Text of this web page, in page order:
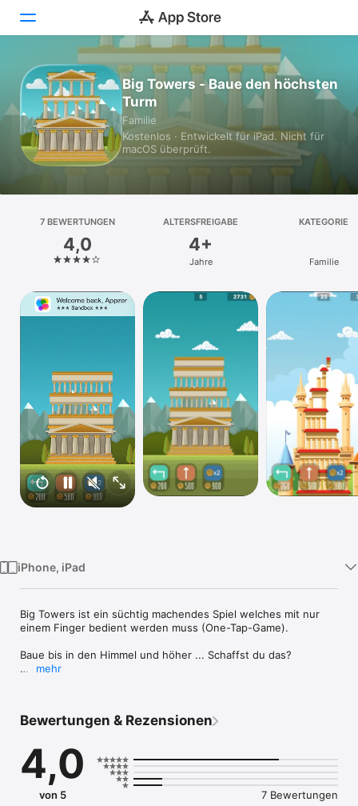
Heute
Spiele
Apps
Plattform
iPhone
iPad
Mac
Big Towers - Baue den höchsten
Turm
Familie
Kostenlos · Entwickelt für iPad. Nicht für
macOS überprüft.
7 BEWERTUNGEN
4,0
ALTERSFREIGABE
4+
Jahre
KATEGORIE
Familie
iPhone, iPad
Big Towers ist ein süchtig machendes Spiel welches mit nur
einem Finger bedient werden muss (One-Tap-Game).
Baue bis in den Himmel und höher ... Schaffst du das?
mit 30 perfekten Etagen bauen.
Es erwarten dich viele Herausforderungen. Erreichen sie alle.
mehr
Bewertungen & Rezensionen
4,0
von 5 7 Bewertungen